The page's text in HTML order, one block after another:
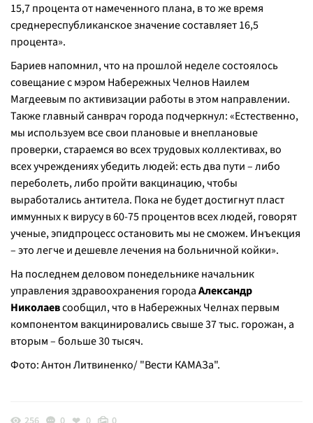
15,7 процента от намеченного плана, в то же время
среднереспубликанское значение составляет 16,5
процента».
Бариев напомнил, что на прошлой неделе состоялось
совещание с мэром Набережных Челнов Наилем
Магдеевым по активизации работы в этом направлении.
Также главный санврач города подчеркнул: «Естественно,
мы используем все свои плановые и внеплановые
проверки, стараемся во всех трудовых коллективах, во
всех учреждениях убедить людей: есть два пути – либо
переболеть, либо пройти вакцинацию, чтобы
выработались антитела. Пока не будет достигнут пласт
иммунных к вирусу в 60-75 процентов всех людей, говорят
ученые, эпидпроцесс остановить мы не сможем. Инъекция
– это легче и дешевле лечения на больничной койки».
На последнем деловом понедельнике начальник
управления здравоохранения городаАлександр
Николаевсообщил, что в Набережных Челнах первым
компонентом вакцинировались свыше 37 тыс. горожан, а
вторым – больше 30 тысяч.
Фото: Антон Литвиненко/ "Вести КАМАЗа".